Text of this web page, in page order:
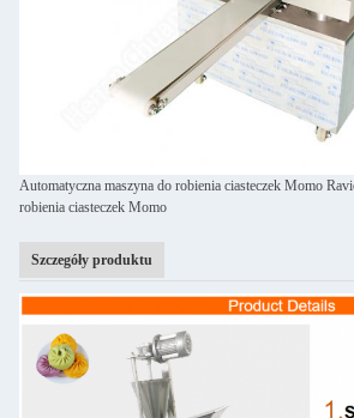
Automatyczna maszyna do robienia ciasteczek Momo
robienia ciasteczek Momo
Szczegóły produktu